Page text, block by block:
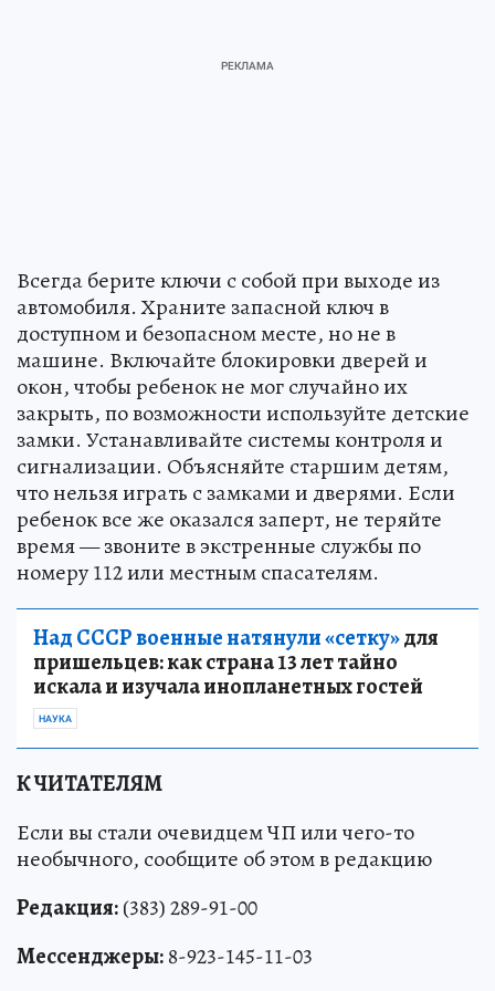
Всегда берите ключи с собой при выходе из
автомобиля. Храните запасной ключ в
доступном и безопасном месте, но не в
машине. Включайте блокировки дверей и
окон, чтобы ребенок не мог случайно их
закрыть, по возможности используйте детские
замки. Устанавливайте системы контроля и
сигнализации. Объясняйте старшим детям,
что нельзя играть с замками и дверями. Если
ребенок все же оказался заперт, не теряйте
время — звоните в экстренные службы по
номеру 112 или местным спасателям.
Над СССР военные натянули «сетку»для
пришельцев: как страна 13 лет тайно
искала и изучала инопланетных гостей
НАУКА
К ЧИТАТЕЛЯМ
Если вы стали очевидцем ЧП или чего-то
необычного, сообщите об этом в редакцию
Редакция:(383) 289-91-00
Мессенджеры:8-923-145-11-03